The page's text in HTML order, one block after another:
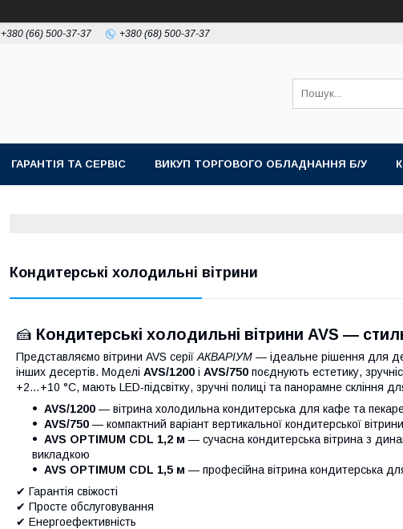
+380 (66) 500-37-37 +380 (68) 500-37-37
ГАРАНТІЯ ТА СЕРВІС ВИКУП ТОРГОВОГО ОБЛАДНАННЯ Б/У
Кондитерські холодильні вітрини
🍰 Кондитерські холодильні вітрини AVS —
Представляємо вітрини AVS серії АКВАРІУМ — ідеальне рішення для
інших десертів. Моделі AVS/1200 і AVS/750 поєднують естетику,
+2…+10 °C, мають LED-підсвітку, зручні полиці та панорамне скління
AVS/1200 — вітрина холодильна кондитерська для кафе та
AVS/750 — компактний варіант вертикальної кондитерської вітрини
AVS OPTIMUM CDL 1,2 м — сучасна кондитерська вітрина з
викладкою
AVS OPTIMUM CDL 1,5 м — професійна вітрина кондитерська
✔ Гарантія свіжості
✔ Просте обслуговування
✔ Енергоефективність